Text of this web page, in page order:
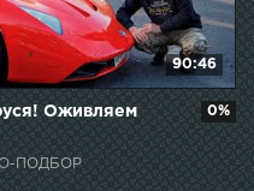
90:46
Оживляем
ПОДБОР
0%